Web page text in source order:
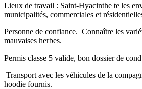
Lieux de travail : Saint-Hyacinthe te les
municipalités, commerciales et
Personne de confiance. Connaître les
mauvaises herbes.
Permis classe 5 valide, bon dossier de
Transport avec les véhicules de la
hoodie fournis.